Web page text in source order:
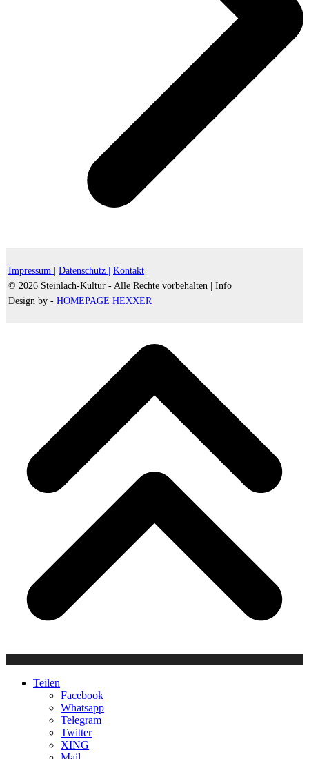
Impressum | Datenschutz |
Kontakt
© 2026 Steinlach-Kultur - Alle Rechte vorbehalten |
Info
Design by - HOMEPAGE HEXXER
Teilen
Facebook
Whatsapp
Telegram
Twitter
XING